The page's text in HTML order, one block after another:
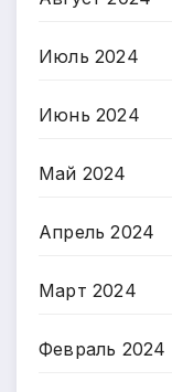
Июль 2024
Июнь 2024
Май 2024
Апрель 2024
Март 2024
Февраль 2024